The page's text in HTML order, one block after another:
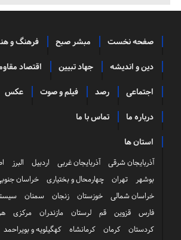
صفحه نخست مبشر صبح فرهنگ و
دین و اندیشه جهاد تبیین اقتصاد
اجتماعی رصد فیلم و صوت عکس
درباره ما تماس با ما
استان ها
آذربایجان شرقی آذربایجان غربی اردبیل البرز
بوشهر
تهران چهارمحال و بختیاری خراسان
خراسان شمالی
خوزستان زنجان سمنان
فارس
قزوین قم لرستان مازندران مرکزی
کردستان
کرمان کرمانشاه کهگیلویه و بویراحمد